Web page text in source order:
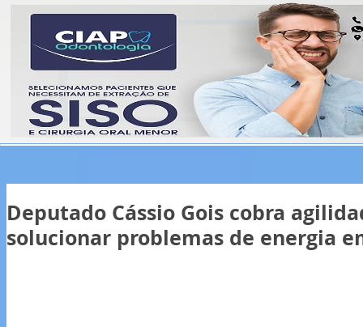
Deputado Cássio Gois cobra
solucionar problemas de energia